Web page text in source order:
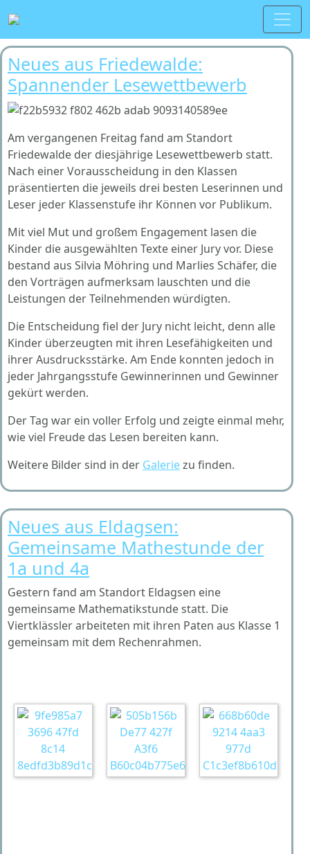
Neues aus Friedewalde:
Spannender Lesewettbewerb
Am vergangenen Freitag fand am Standort
Friedewalde der diesjährige Lesewettbewerb statt.
Nach einer Vorausscheidung in den Klassen
präsentierten die jeweils drei besten Leserinnen und
Leser jeder Klassenstufe ihr Können vor Publikum.
Mit viel Mut und großem Engagement lasen die
Kinder die ausgewählten Texte einer Jury vor. Diese
bestand aus Silvia Möhring und Marlies Schäfer, die
den Vorträgen aufmerksam lauschten und die
Leistungen der Teilnehmenden würdigten.
Die Entscheidung fiel der Jury nicht leicht, denn alle
Kinder überzeugten mit ihren Lesefähigkeiten und
ihrer Ausdrucksstärke. Am Ende konnten jedoch in
jeder Jahrgangsstufe Gewinnerinnen und Gewinner
gekürt werden.
Der Tag war ein voller Erfolg und zeigte einmal mehr,
wie viel Freude das Lesen bereiten kann.
Weitere Bilder sind in der Galeriezu finden.
Neues aus Eldagsen:
Gemeinsame Mathestunde der
1a und 4a
Gestern fand am Standort Eldagsen eine
gemeinsame Mathematikstunde statt. Die
Viertklässler arbeiteten mit ihren Paten aus Klasse 1
gemeinsam mit dem Rechenrahmen.